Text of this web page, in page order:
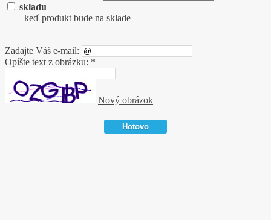
skladu
keď produkt bude na sklade
Zadajte Váš e-mail:
Opíšte text z obrázku: *
Nový obrázok